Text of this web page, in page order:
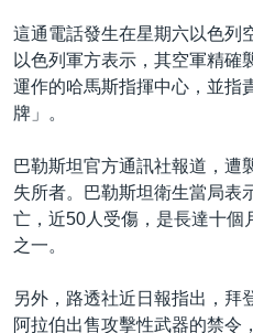
這通電話發生在星期六以色列
以色列軍方表示，其空軍精確
運作的哈馬斯指揮中心，並指
牌」。
巴勒斯坦官方通訊社報道，遭
失所者。巴勒斯坦衛生當局表
亡，近50人受傷，是長達十個
之一。
另外，路透社近日報指出，拜
阿拉伯出售攻擊性武器的禁令